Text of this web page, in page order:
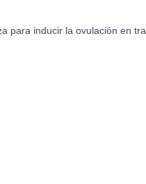
para inducir la ovulación en